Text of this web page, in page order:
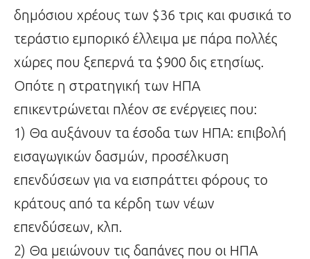
δημόσιου χρέους των $36 τρις και φυσικά το
τεράστιο εμπορικό έλλειμα με πάρα πολλές
χώρες που ξεπερνά τα $900 δις ετησίως.
Οπότε η στρατηγική των ΗΠΑ
επικεντρώνεται πλέον σε ενέργειες που:
1) Θα αυξάνουν τα έσοδα των ΗΠΑ: επιβολή
εισαγωγικών δασμών, προσέλκυση
επενδύσεων για να εισπράττει φόρους το
κράτους από τα κέρδη των νέων
επενδύσεων, κλπ.
2) Θα μειώνουν τις δαπάνες που οι ΗΠΑ